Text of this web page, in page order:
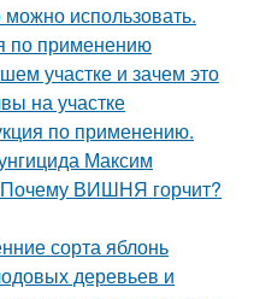
использовать.
по применению
участке и зачем это
на участке
по применению.
Максим
ВИШНЯ горчит?
сорта яблонь
деревьев и